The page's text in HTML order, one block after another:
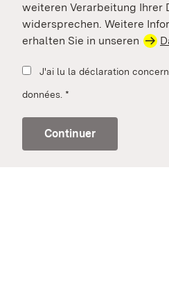
weiteren Verarbeitung Ihrer
widersprechen. Weitere
erhalten Sie in unseren
J'ai lu la déclaration
données. *
Continuer